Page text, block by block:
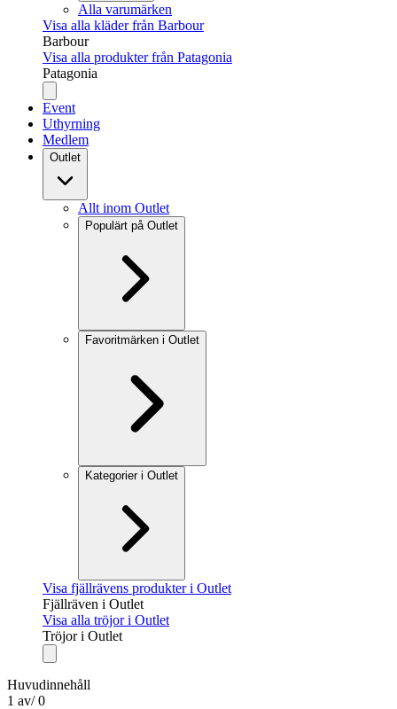
Alla varumärken
Visa alla kläder från Barbour
Barbour
Visa alla produkter från Patagonia
Patagonia
Event
Uthyrning
Medlem
Outlet
Allt inom Outlet
Populärt på Outlet
Favoritmärken i Outlet
Kategorier i Outlet
Visa fjällrävens produkter i Outlet
Fjällräven i Outlet
Visa alla tröjor i Outlet
Tröjor i Outlet
Huvudinnehåll
1 av/ 0